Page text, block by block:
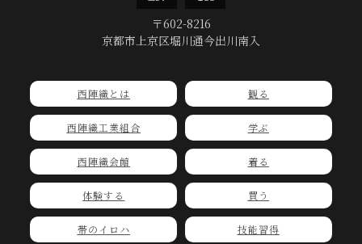
〒602-8216
京都市上京区堀川通今出川南入
西陣織とは 観る
西陣織工業組合 学ぶ
西陣織会館 着る
体験する 買う
帯のイロハ 技能習得